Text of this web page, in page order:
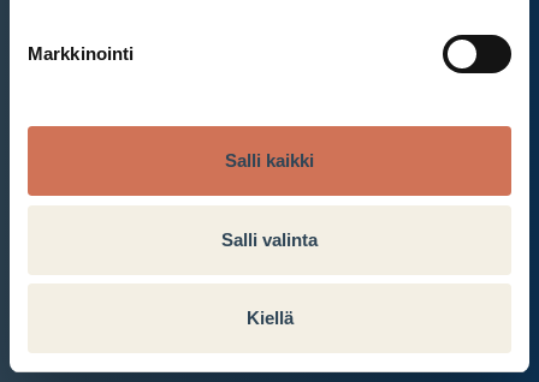
Markkinointi
Salli kaikki
Salli valinta
Kiellä